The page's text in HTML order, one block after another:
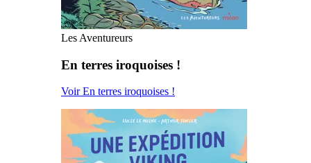
Les Aventureurs
En terres iroquoises !
Voir En terres iroquoises !